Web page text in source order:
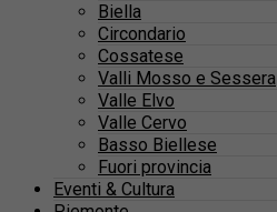
Biella
Circondario
Cossatese
Valli Mosso e Sessera
Valle Elvo
Valle Cervo
Basso Biellese
Fuori provincia
Eventi & Cultura